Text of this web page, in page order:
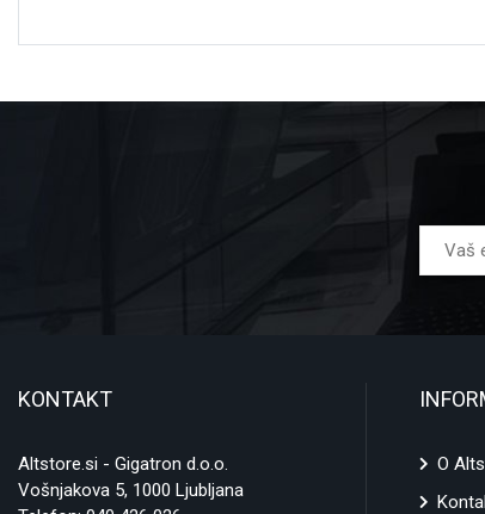
KONTAKT
Altstore.si - Gigatron d.o.o.
Vošnjakova 5, 1000 Ljubljana
O